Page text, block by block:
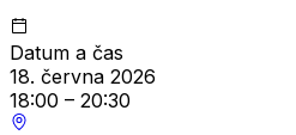
Datum a čas
18. června 2026
18:00 – 20:30